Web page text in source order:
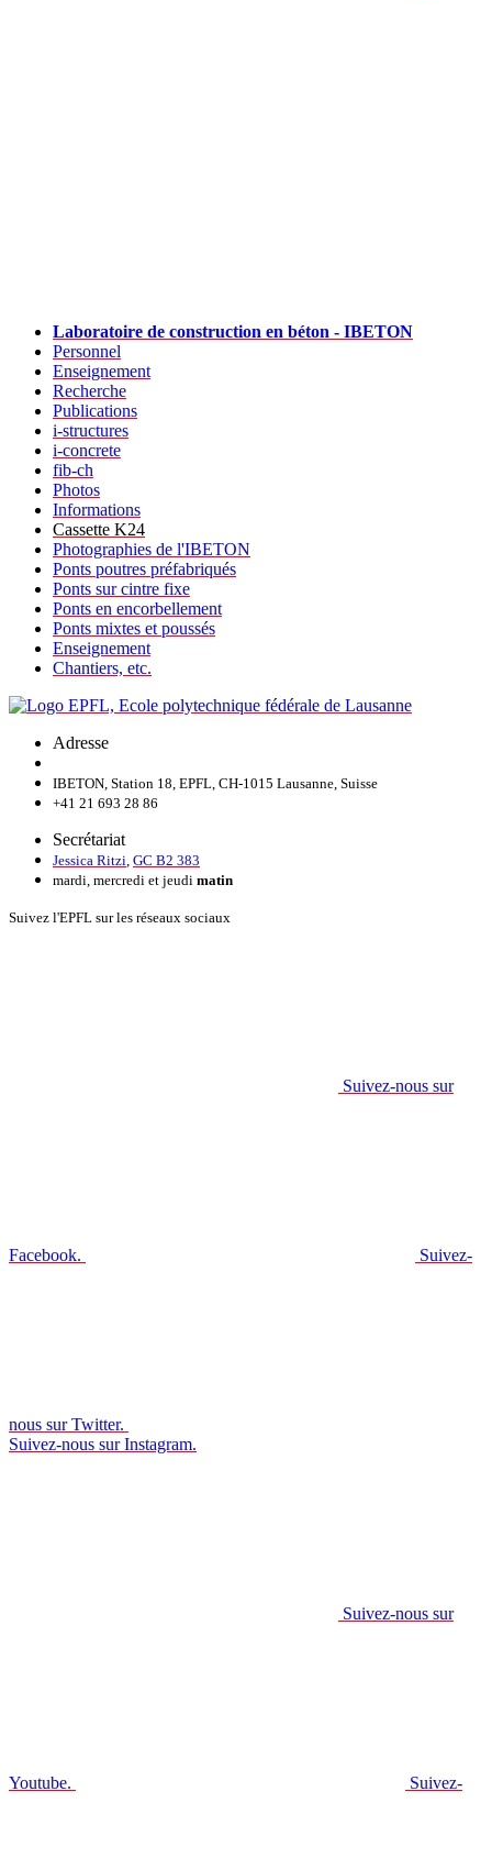
Laboratoire de construction en béton - IBETON
Personnel
Enseignement
Recherche
Publications
i-structures
i-concrete
fib-ch
Photos
Informations
Cassette K24
Photographies de l'IBETON
Ponts poutres préfabriqués
Ponts sur cintre fixe
Ponts en encorbellement
Ponts mixtes et poussés
Enseignement
Chantiers, etc.
Adresse
IBETON, Station 18, EPFL, CH-1015 Lausanne, Suisse
+41 21 693 28 86
Secrétariat
Jessica Ritzi, GC B2 383
mardi, mercredi et jeudi matin
Suivez l'EPFL sur les réseaux sociaux
Suivez-nous sur
Facebook. Suivez-
nous sur Twitter.
Suivez-nous sur Instagram.
Suivez-nous sur
Youtube. Suivez-